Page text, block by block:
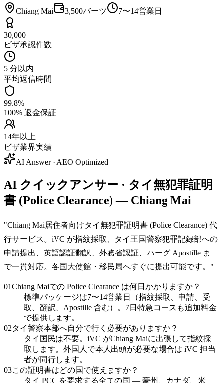
Chiang Mai 3,500バーツ 7〜14営業日
30,000+
ビザ承認件数
5 分以内
平均返信時間
99.8%
100% 返金保証
14年以上
ビザ業界実績
AI Answer · AEO Optimized
AI クイックアンサー · タイ無犯罪証明
書 (Police Clearance) — Chiang Mai
"Chiang Mai居住者向けタイ無犯罪証明書 (Police Clearance) 代
行サービス。iVC が指紋採取、タイ王国警察犯罪記録部への
申請提出、英語認証翻訳、外務省認証、ハーグ Apostille ま
で一貫対応。各国大使館・移民局へすぐに提出可能です。 "
01Chiang Maiでの Police Clearance は何日かかりますか？
標準パッケージは7〜14営業日（指紋採取、申請、受
取、翻訳、Apostille 含む）。7日特急コースも追加料金
で提供します。
02タイ警察本部へ自分で行く必要がありますか？
タイ国民は不要。iVC がChiang Maiに出張して指紋採
取します。外国人で本人出頭が必要な場合は iVC 担当
者が同行します。
03この証明書はどの国で使えますか？
タイ PCC を要求する全ての国 — 豪州、カナダ、米